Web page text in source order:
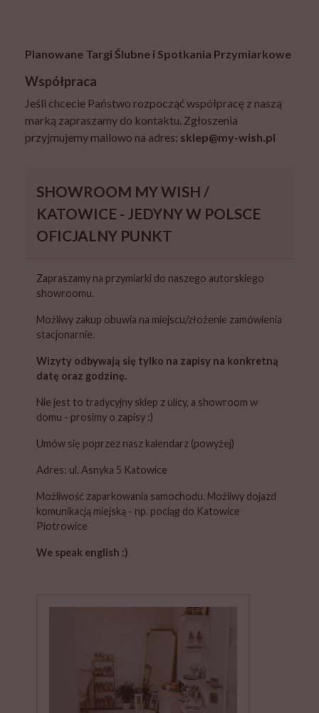
Planowane Targi Ślubne i Spotkania Przymiarkowe
Współpraca
Jeśli chcecie Państwo rozpocząć współpracę z naszą
marką zapraszamy do kontaktu. Zgłoszenia
przyjmujemy mailowo na adres: sklep@my-wish.pl
SHOWROOM MY WISH /
KATOWICE - JEDYNY W POLSCE
OFICJALNY PUNKT
Zapraszamy na przymiarki do naszego autorskiego
showroomu.
Możliwy zakup obuwia na miejscu/złożenie zamówienia
stacjonarnie.
Wizyty odbywają się tylko na zapisy na konkretną
datę oraz godzinę.
Nie jest to tradycyjny sklep z ulicy, a showroom w
domu - prosimy o zapisy :)
Umów się poprzez nasz kalendarz (powyżej)
Adres: ul. Asnyka 5 Katowice
Możliwość zaparkowania samochodu. Możliwy dojazd
komunikacją miejską - np. pociąg do Katowice
Piotrowice
We speak english :)